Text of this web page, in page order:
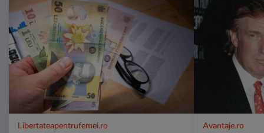
Libertateapentrufemei.ro Avantaje.ro